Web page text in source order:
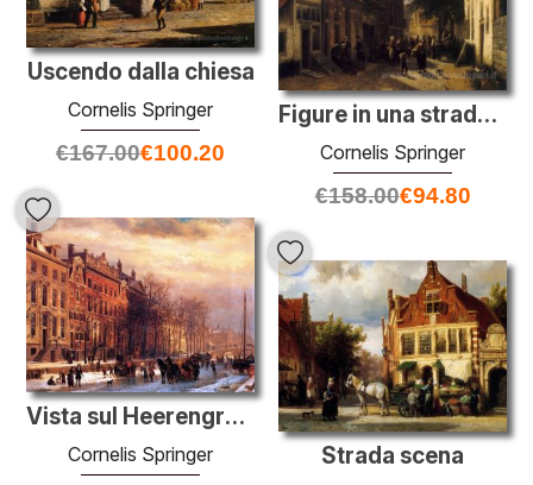
Uscendo dalla chiesa
Cornelis Springer
€167.00€100.20
Figure in una strada a Delft
Cornelis Springer
€158.00€94.80
Vista sul Heerengracht a Amsterdam
Cornelis Springer Strada scena